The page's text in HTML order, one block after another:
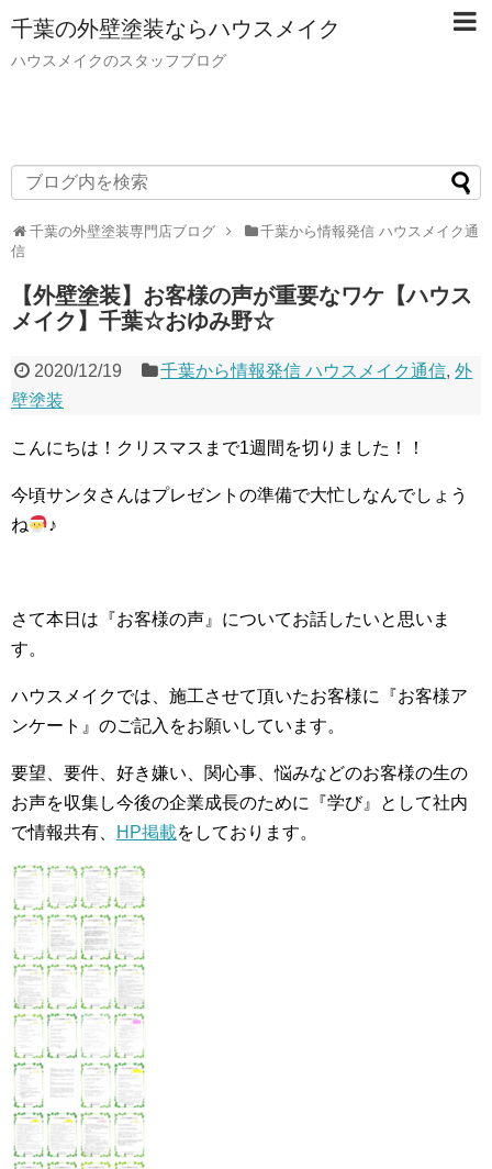
千葉の外壁塗装ならハウスメイク
ハウスメイクのスタッフブログ
千葉の外壁塗装専門店ブログ
千葉から情報発信 ハウスメイク通
信
【外壁塗装】お客様の声が重要なワケ【ハウス
メイク】千葉☆おゆみ野☆
2020/12/19 千葉から情報発信 ハウスメイク通信,外
壁塗装
こんにちは！クリスマスまで1週間を切りました！！
今頃サンタさんはプレゼントの準備で大忙しなんでしょう
ね
♪
さて本日は『お客様の声』についてお話したいと思いま
す。
ハウスメイクでは、施工させて頂いたお客様に『お客様ア
ンケート』のご記入をお願いしています。
要望、要件、好き嫌い、関心事、悩みなどのお客様の生の
お声を収集し今後の企業成長のために『学び』として社内
で情報共有、
HP掲載をしております。